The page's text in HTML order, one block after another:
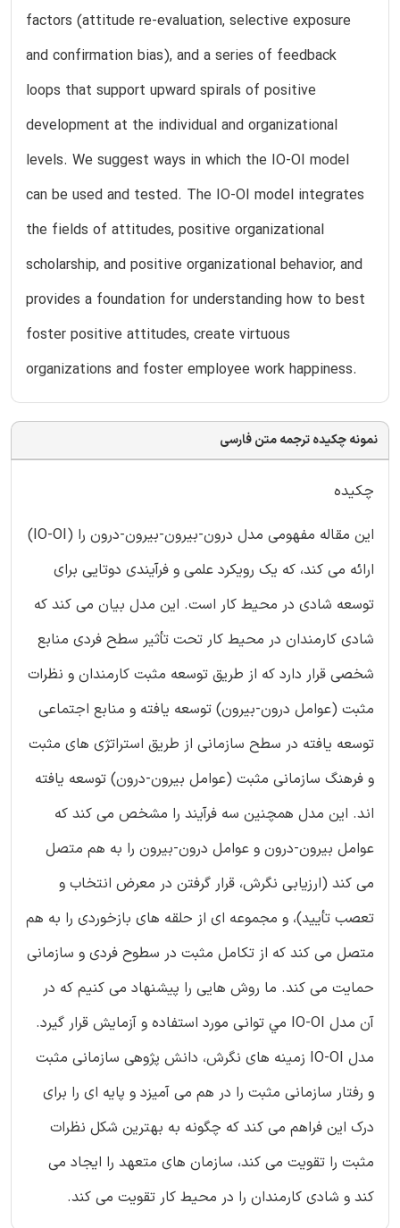
factors (attitude re-evaluation, selective exposure
and confirmation bias), and a series of feedback
loops that support upward spirals of positive
development at the individual and organizational
levels. We suggest ways in which the IO-OI model
can be used and tested. The IO-OI model integrates
the fields of attitudes, positive organizational
scholarship, and positive organizational behavior, and
provides a foundation for understanding how to best
foster positive attitudes, create virtuous
organizations and foster employee work happiness.
نمونه چکیده ترجمه متن فارسی
چکیده
این مقاله مفهومی مدل درون-بیرون-بیرون-درون را (IO-OI)
ارائه می کند، که یک رویکرد علمی و فرآیندی دوتایی برای
توسعه شادی در محیط کار است. این مدل بیان می کند که
شادی کارمندان در محیط کار تحت تأثیر سطح فردی منابع
شخصی قرار دارد که از طریق توسعه مثبت کارمندان و نظرات
مثبت (عوامل درون-بیرون) توسعه یافته و منابع اجتماعی
توسعه یافته در سطح سازمانی از طریق استراتژی های مثبت
و فرهنگ سازمانی مثبت (عوامل بیرون-درون) توسعه یافته
اند. این مدل همچنین سه فرآیند را مشخص می کند که
عوامل بیرون-درون و عوامل درون-بیرون را به هم متصل
می کند (ارزیابی نگرش، قرار گرفتن در معرض انتخاب و
تعصب تأیید)، و مجموعه ای از حلقه های بازخوردی را به هم
متصل می کند که از تکامل مثبت در سطوح فردی و سازمانی
حمایت می کند. ما روش هایی را پیشنهاد می کنیم که در
آن مدل IO-OI مي توانى مورد استفاده و آزمایش قرار گیرد.
مدل IO-OI زمینه های نگرش، دانش پژوهی سازمانی مثبت
و رفتار سازمانی مثبت را در هم می آمیزد و پایه ای را برای
درک این فراهم می کند که چگونه به بهترین شکل نظرات
مثبت را تقویت می کند، سازمان های متعهد را ایجاد می
کند و شادی کارمندان را در محیط کار تقویت می کند.